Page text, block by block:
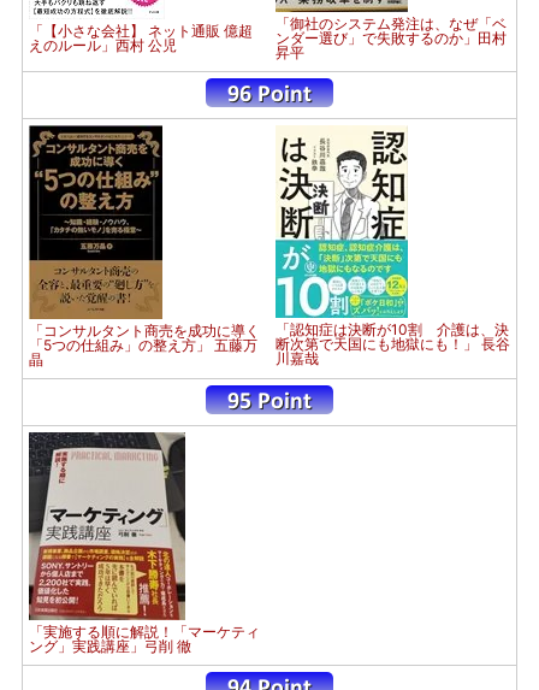
「【小さな会社】 ネット通販 億超
えのルール」西村 公児
「御社のシステム発注は、なぜ「ベ
ンダー選び」で失敗するのか」田村
昇平
「コンサルタント商売を成功に導く
「5つの仕組み」の整え方」 五藤万
晶
「認知症は決断が10割 介護は、決
断次第で天国にも地獄にも！」 長谷
川嘉哉
「実施する順に解説！「マーケティ
ング」実践講座」弓削 徹